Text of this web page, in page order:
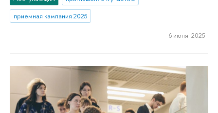
приемная кампания 2025
6 июня 2025